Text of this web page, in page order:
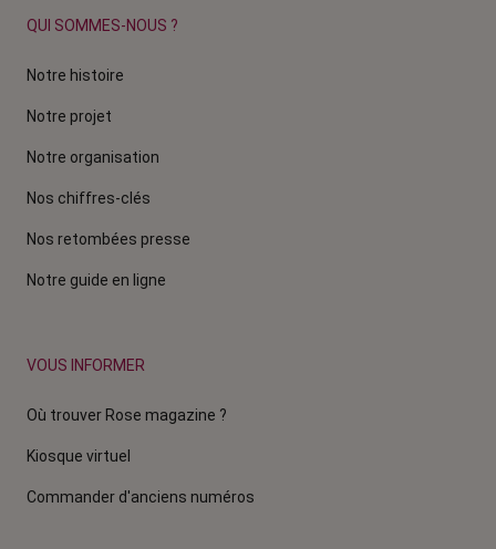
QUI SOMMES-NOUS ?
Notre histoire
Notre projet
Notre organisation
Nos chiffres-clés
Nos retombées presse
Notre guide en ligne
VOUS INFORMER
Où trouver Rose magazine ?
Kiosque virtuel
Commander d'anciens numéros